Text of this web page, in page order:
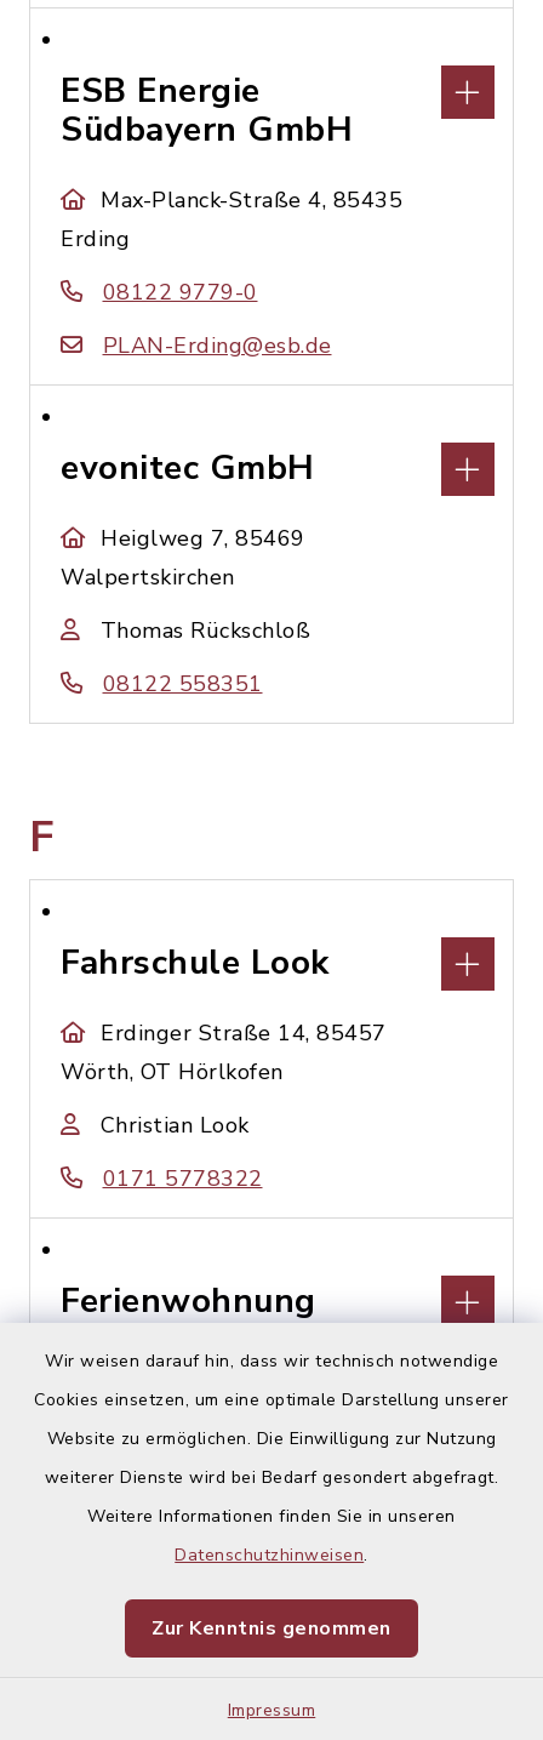
Wir weisen darauf hin, dass wir technisch notwendige
Cookies einsetzen, um eine optimale Darstellung unserer
Website zu ermöglichen. Die Einwilligung zur Nutzung
weiterer Dienste wird bei Bedarf gesondert abgefragt.
Weitere Informationen finden Sie in unseren
Datenschutzhinweisen.
Zur Kenntnis genommen
Impressum
ESB Energie
Südbayern GmbH
Max-Planck-Straße 4, 85435
Erding
08122 9779-0
PLAN-Erding@esb.de
evonitec GmbH
Heiglweg 7, 85469
Walpertskirchen
Thomas Rückschloß
08122 558351
F
Fahrschule Look
Erdinger Straße 14, 85457
Wörth, OT Hörlkofen
Christian Look
0171 5778322
Ferienwohnung
Hohenlindener Straße 44,
85457 Wörth, OT Hörlkofen
Stephan Lex
08122 229147
Financial Planing